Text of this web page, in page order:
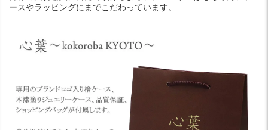
ースやラッピングにまでこだわっています。